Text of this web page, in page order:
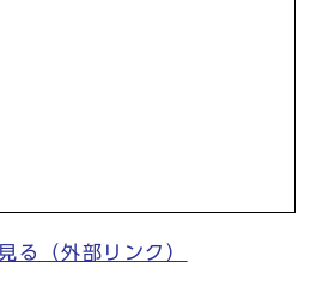
る（外部リンク）